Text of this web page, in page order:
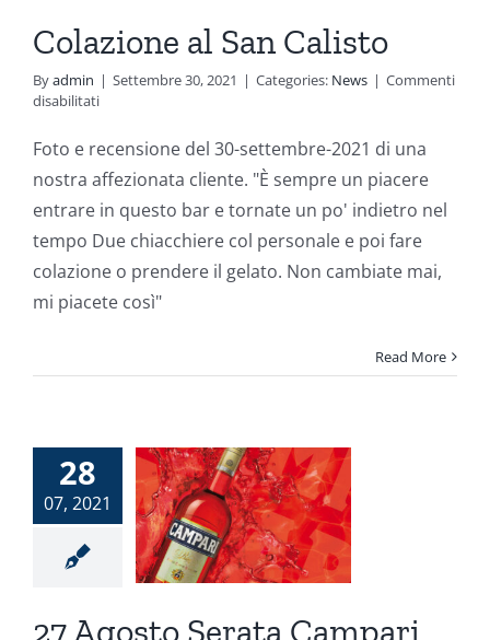
Colazione al San Calisto
Byadmin | Settembre 30, 2021 | Categories: News | Commenti
disabilitatisu
al
San
Calisto
Foto e recensione del 30-settembre-2021 di una
nostra affezionata cliente. "È sempre un piacere
entrare in questo bar e tornate un po' indietro nel
tempo Due chiacchiere col personale e poi fare
colazione o prendere il gelato. Non cambiate mai,
mi piacete così"
Read More
28
07, 2021
27 Agosto Serata Campari